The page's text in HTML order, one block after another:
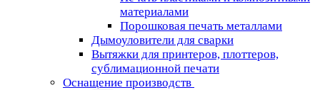
материалами
Порошковая печать металлами
Дымоуловители для сварки
Вытяжки для принтеров, плоттеров,
сублимационной печати
Оснащение производств